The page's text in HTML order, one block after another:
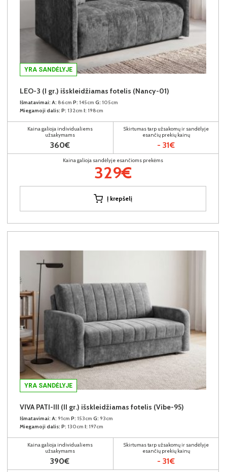
YRA SANDĖLYJE
LEO-3 (I gr.) išskleidžiamas fotelis (Nancy-01)
Išmatavimai: A: 86cm P: 145cm G: 105cm
Miegamoji dalis: P: 132cm I: 198cm
Kaina galioja individualiems
užsakymams
360€
Skirtumas tarp užsakomų ir sandėlyje
esančių prekių kainų
- 31€
Kaina galioja sandėlyje esančioms prekėms
329€
Į krepšelį
YRA SANDĖLYJE
VIVA PATI-III (II gr.) išskleidžiamas fotelis (Vibe-95)
Išmatavimai: A: 91cm P: 153cm G: 93cm
Miegamoji dalis: P: 130cm I: 197cm
Kaina galioja individualiems
užsakymams
390€
Skirtumas tarp užsakomų ir sandėlyje
esančių prekių kainų
- 31€